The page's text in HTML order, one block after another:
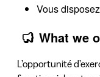
Vous
What we
L’opportunité